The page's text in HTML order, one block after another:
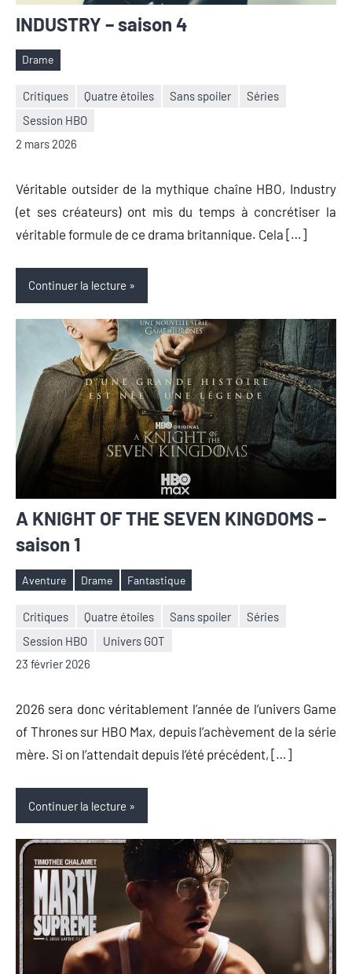
INDUSTRY – saison 4
Étiquettes
Drame
Critiques Quatre étoiles Sans spoiler
Séries
Session HBO
2 mars 2026
Nicolas
Auger
Aucun
commentaire
Véritable outsider de la mythique chaîne HBO, Industry
(et ses créateurs) ont mis du temps à concrétiser la
véritable formule de ce drama britannique. Cela […]
Continuer la lecture
A KNIGHT OF THE SEVEN KINGDOMS –
saison 1
Étiquettes
Aventure Drame Fantastique
Critiques Quatre étoiles Sans spoiler
Séries
Session HBO
Univers GOT
23 février 2026
Nicolas
Auger
Aucun
commentaire
2026 sera donc véritablement l’année de l’univers Game
of Thrones sur HBO Max, depuis l’achèvement de la série
mère. Si on l’attendait depuis l’été précédent, […]
Continuer la lecture